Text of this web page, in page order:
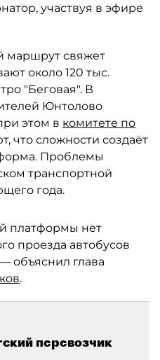
участвуя в эфире
маршрут свяжет
около 120 тыс.
"Беговая". В
Юнтолово
этом в комитете по
что сложности создаёт
Проблемы
транспортной
года.
платформы нет
проезда автобусов
объяснил глава
.
перевозчик